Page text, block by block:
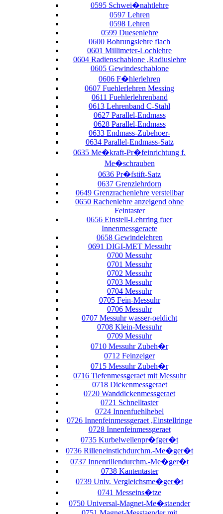
0595 Schwei�nahtlehre
0597 Lehren
0598 Lehren
0599 Duesenlehre
0600 Bohrungslehre flach
0601 Millimeter-Lochlehre
0604 Radienschablone ,Radiuslehre
0605 Gewindeschablone
0606 F�hlerlehren
0607 Fuehlerlehren Messing
0611 Fuehlerlehrenband
0613 Lehrenband C-Stahl
0627 Parallel-Endmass
0628 Parallel-Endmass
0633 Endmass-Zubehoer-
0634 Parallel-Endmass-Satz
0635 Me�kraft-Pr�feinrichtung f.
Me�schrauben
0636 Pr�fstift-Satz
0637 Grenzlehrdorn
0649 Grenzrachenlehre verstellbar
0650 Rachenlehre anzeigend ohne
Feintaster
0656 Einstell-Lehrring fuer
Innenmessgeraete
0658 Gewindelehren
0691 DIGI-MET Messuhr
0700 Messuhr
0701 Messuhr
0702 Messuhr
0703 Messuhr
0704 Messuhr
0705 Fein-Messuhr
0706 Messuhr
0707 Messuhr wasser-oeldicht
0708 Klein-Messuhr
0709 Messuhr
0710 Messuhr Zubeh�r
0712 Feinzeiger
0715 Messuhr Zubeh�r
0716 Tiefenmessgeraet mit Messuhr
0718 Dickenmessgeraet
0720 Wanddickenmessgeraet
0721 Schnelltaster
0724 Innenfuehlhebel
0726 Innenfeinmessgeraet ,Einstellringe
0728 Innenfeinmessgeraet
0735 Kurbelwellenpr�fger�t
0736 Rilleneinstichdurchm.-Me�ger�t
0737 Innenrillendurchm.-Me�ger�t
0738 Kantentaster
0739 Univ. Vergleichsme�ger�t
0741 Messeins�tze
0750 Universal-Magnet-Me�staender